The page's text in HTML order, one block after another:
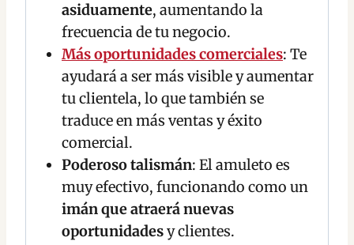
asiduamente, aumentando la
frecuencia de tu negocio.
Más oportunidades comerciales: Te
ayudará a ser más visible y aumentar
tu clientela, lo que también se
traduce en más ventas y éxito
comercial.
Poderoso talismán: El amuleto es
muy efectivo, funcionando como un
imán que atraerá nuevas
oportunidadesy clientes.